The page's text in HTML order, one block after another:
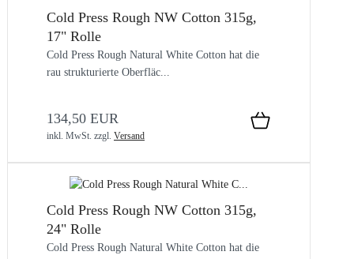
Cold Press Rough NW Cotton 315g,
17" Rolle
Cold Press Rough Natural White Cotton hat die
rau strukturierte Oberfläc...
134,50 EUR
inkl. MwSt. zzgl. Versand
Cold Press Rough NW Cotton 315g,
24" Rolle
Cold Press Rough Natural White Cotton hat die